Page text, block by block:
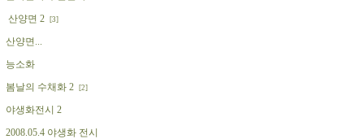
산양면 2 [3]
산양면...
능소화
봄날의 수채화 2 [2]
야생화전시 2
2008.05.4 야생화 전시